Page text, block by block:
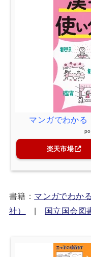
マンガでわか
楽天市場
書籍： マンガでわか
社）
| 国立国会図